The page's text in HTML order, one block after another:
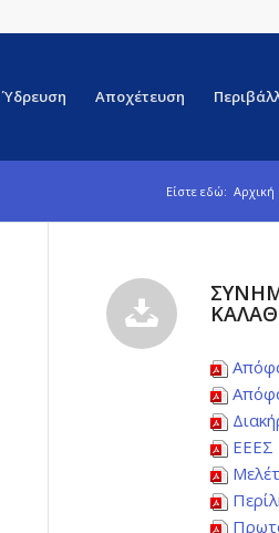
Ύδρευση Αποχέτευση
Είστε εδώ: Αρχική
ΕΕΕΣ